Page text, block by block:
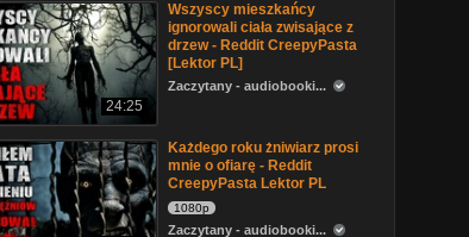
24:25
Wszyscy mieszkańcy
ignorowali ciała zwisające z
drzew - Reddit CreepyPasta
[Lektor PL]
Zaczytany - audiobooki...
Każdego roku żniwiarz prosi
mnie o ofiarę - Reddit
CreepyPasta Lektor PL
1080p
Zaczytany - audiobooki...